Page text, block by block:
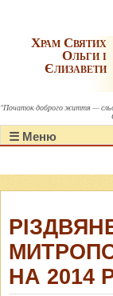
Храм Святих
Ольги і
Єлизавети
"Початок доброго життя —
НА 2014